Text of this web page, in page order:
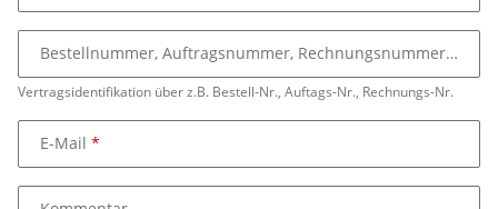
Vertragsidentifikation über z.B. Bestell-Nr., Auftags-Nr., Rechnungs-Nr.
Bestellnummer, Auftragsnummer, Rechnungsnummer
E-Mail